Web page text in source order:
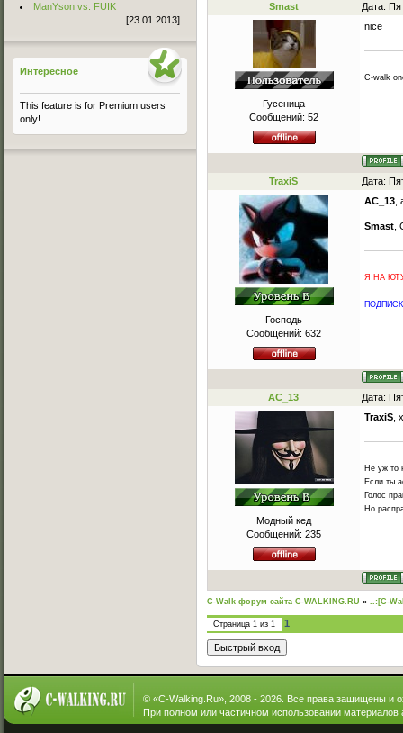
Smast Дата:
Гусеница
Сообщений: 52
nice
C-walk
TraxiS Дата:
Господь
Сообщений: 632
AC_13
Smast
Я НА
AC_13 Дата:
Модный кед
Сообщений: 235
TraxiS ,
Не уж то
Если ты
Голос
Но
C-Walk форум сайта C-WALKING.RU » ..:[C-
Страница 1 из 1 1
ManYson vs. FUIK
[23.01.2013]
Интересное
This feature is for Premium users
only!
© «C-Walking.Ru», 2008 - 2026. Все права защищены и
При полном или частичном использовании материалов